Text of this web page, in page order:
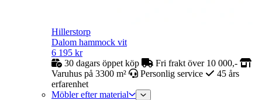
Hillerstorp
Dalom hammock vit
6 195 kr
30 dagars öppet köp
Fri frakt över 10 000,-
Varuhus på 3300 m²
Personlig service
45 års
erfarenhet
Möbler efter material